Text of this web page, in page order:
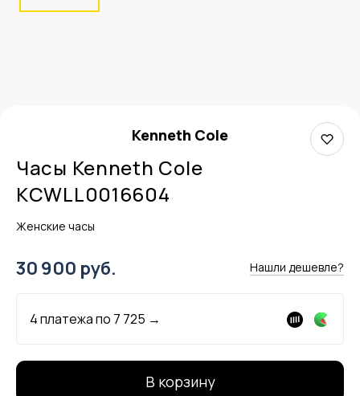
Kenneth Cole
Часы Kenneth Cole
KCWLL0016604
Женские часы
30 900 руб. Нашли дешевле?
4 платежа по 7 725 →
В корзину